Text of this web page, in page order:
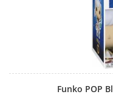
Funko POP